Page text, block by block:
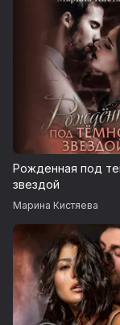
Рожденная под
звездой
Марина Кистяева